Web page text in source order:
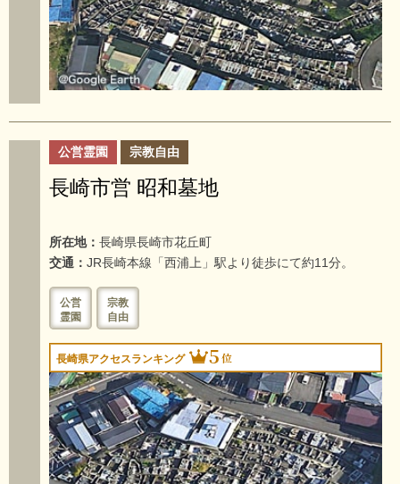
公営霊園 宗教自由
長崎市営 昭和墓地
所在地： 長崎県長崎市花丘町
交通： JR長崎本線「西浦上」駅より徒歩にて約11分。
公営
霊園
宗教
自由
長崎県アクセスランキング 5位